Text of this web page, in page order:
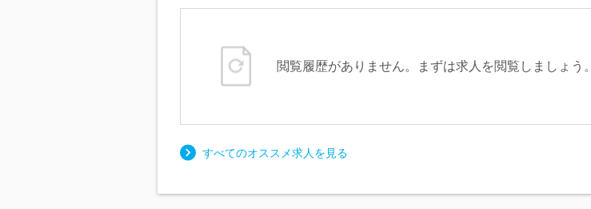
閲覧履歴がありません。まずは求人を閲覧しましょう。
すべてのオススメ求人を見る